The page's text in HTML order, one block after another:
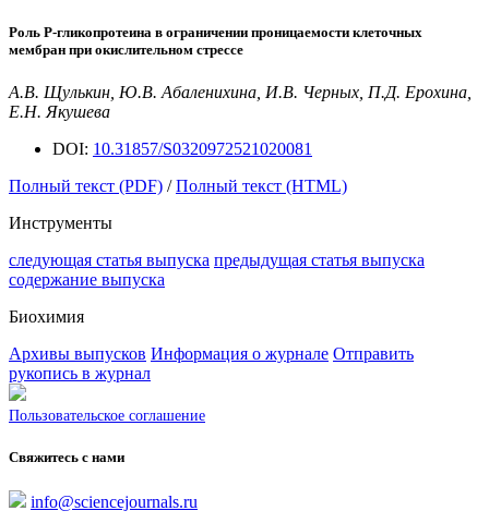
Роль P-гликопротеина в ограничении проницаемости клеточных
мембран при окислительном стрессе
А.В. Щулькин, Ю.В. Абаленихина, И.В. Черных, П.Д. Ерохина,
Е.Н. Якушева
DOI: 10.31857/S0320972521020081
Полный текст (PDF) /Полный текст (HTML)
Инструменты
следующая статья выпуска предыдущая статья выпуска
содержание выпуска
Биохимия
Архивы выпусков Информация о журнале Отправить
рукопись в журнал
Пользовательское соглашение
Свяжитесь с нами
info@sciencejournals.ru